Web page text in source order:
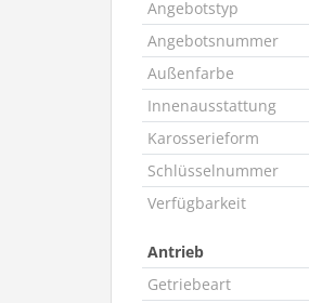
Angebotstyp
Angebotsnummer
Außenfarbe
Innenausstattung
Karosserieform
Schlüsselnummer
Verfügbarkeit
Antrieb
Getriebeart